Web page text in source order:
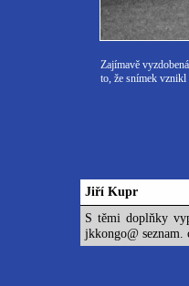
Zajímavě
to, že snímek vznikl
Jiří Kupr
S těmi doplňky
jkkongo@ seznam.